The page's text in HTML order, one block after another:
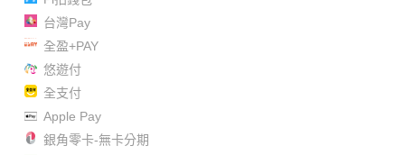
台灣Pay
全盈+PAY
悠遊付
全支付
Apple Pay
銀角零卡-無卡分期